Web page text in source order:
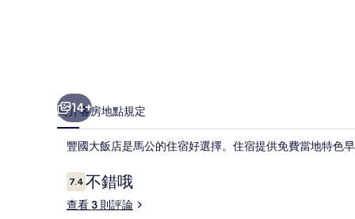
14+
簡介客房地點規定
豐國大飯店是馬公的住宿好選擇。住宿提供免費當地特色早
評
論
7.47.4 分，滿分 10 分，
不錯哦
查看 3 則評論